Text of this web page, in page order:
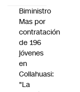
Biministro
Mas por
contratación
de 196
jóvenes
en
Collahuasi:
"La